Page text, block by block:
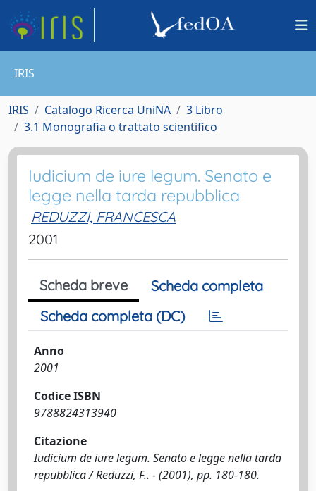
IRIS
IRIS Catalogo Ricerca UniNA
3 Libro
3.1 Monografia o trattato scientifico
Iudicium de iure legum. Senato e
legge nella tarda repubblica
REDUZZI, FRANCESCA
2001
Scheda breve
Scheda completa
Scheda completa (DC)
Anno
2001
Codice ISBN
9788824313940
Citazione
Iudicium de iure legum. Senato e legge nella tarda
repubblica / Reduzzi, F.. - (2001), pp. 180-180.